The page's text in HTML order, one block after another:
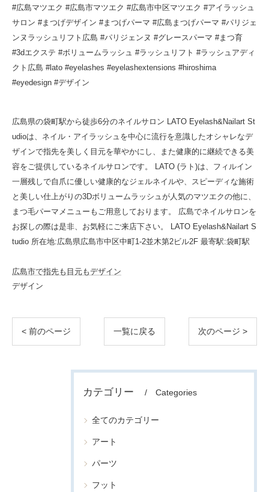
#広島マツエク #広島市マツエク #広島市中区マツエク #アイラッシュ
サロン #まつげデザイン #まつげパーマ #広島まつげパーマ #パリジェ
ンヌラッシュリフト広島 #パリジェンヌ #グレースパーマ #まつ育
#3dエクステ #ボリュームラッシュ #ラッシュリフト #ラッシュアディ
クト広島 #lato #eyelashes #eyelashextensions #hiroshima
#eyedesign #デザイン
広島県の袋町駅から徒歩6分のネイルサロン LATO Eyelash&Nailart St
udioは、ネイル・アイラッシュを中心に流行を意識したオシャレなデ
ザインで指先を美しく目元を華やかにし、また健康的に継続できる美
容をご提供しているネイルサロンです。 LATO (ラト)は、フィルイン
一層残しで自爪に優しい健康的なジェルネイルや、スピーディな施術
と美しい仕上がりの3Dボリュームラッシュが人気のマツエクの他に、
まつ毛パーマメニューもご用意しております。 広島でネイルサロンを
お探しの際は是非、お気軽にご来店下さい。 LATO Eyelash&Nailart S
tudio 所在地:広島県広島市中区中町1-2並木第2ビル2F 最寄駅:袋町駅
広島市で指先も目元もデザイン
デザイン
< 前のページ 一覧に戻る 次のページ >
カテゴリー Categories
全てのカテゴリー
アート
パーツ
フット